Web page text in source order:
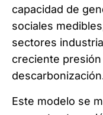
capacidad de
sociales
sectores
creciente
Este modelo se